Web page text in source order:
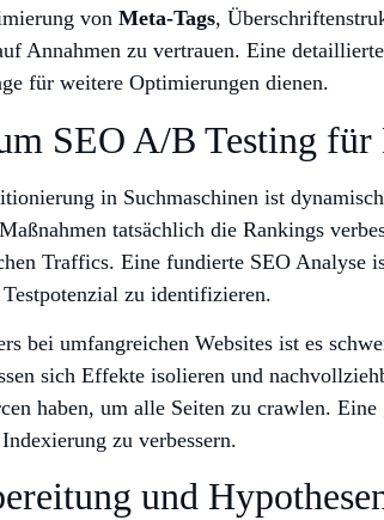
von Meta-Tags,
Annahmen zu vertrauen. Eine
für weitere Optimierungen dienen.
SEO A/B Testing
in Suchmaschinen ist
tatsächlich die Rankings
Traffics. Eine fundierte SEO Analyse
zu identifizieren.
bei umfangreichen Websites ist es
sich Effekte isolieren und
haben, um alle Seiten zu crawlen.
zu verbessern.
und